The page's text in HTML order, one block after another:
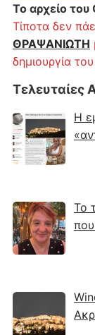
Το αρχείο
Τίποτα δεν
ΘΡΑΨΑΝΙΩΤΗ
δημιουργία
Τελευταίες
Η
Το